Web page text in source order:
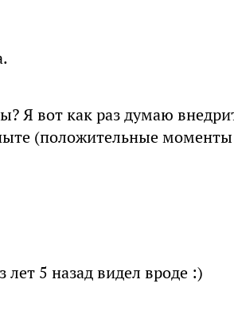
Я вот как раз думаю
(положительные моменты
5 назад видел вроде :)